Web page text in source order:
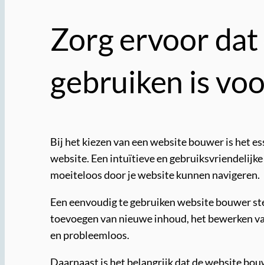
Zorg ervoor
gebruiken is
Bij het kiezen van een website bouwer is het
website. Een intuïtieve en
moeiteloos door je website kunnen navigeren.
Een eenvoudig te gebruiken website bouwer
toevoegen van nieuwe inhoud, het bewerken
en probleemloos.
Daarnaast is het belangrijk dat de website